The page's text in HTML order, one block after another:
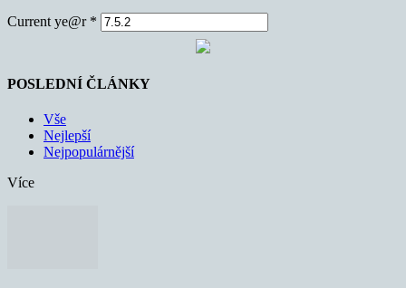
Current ye@r *
POSLEDNÍ ČLÁNKY
Vše
Nejlepší
Nejpopulárnější
Více